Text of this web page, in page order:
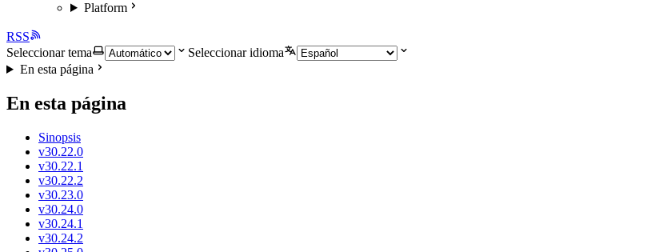
Platform
RSS
Seleccionar tema
Seleccionar idioma
En esta página
En esta página
Sinopsis
v30.22.0
v30.22.1
v30.22.2
v30.23.0
v30.24.0
v30.24.1
v30.24.2